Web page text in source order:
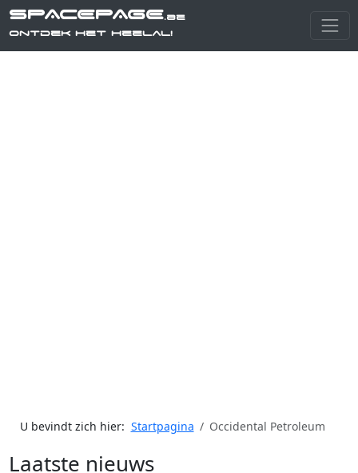
SPACEPAGE.be
Ontdek het heelal!
U bevindt zich hier: Startpagina Occidental Petroleum
Laatste nieuws